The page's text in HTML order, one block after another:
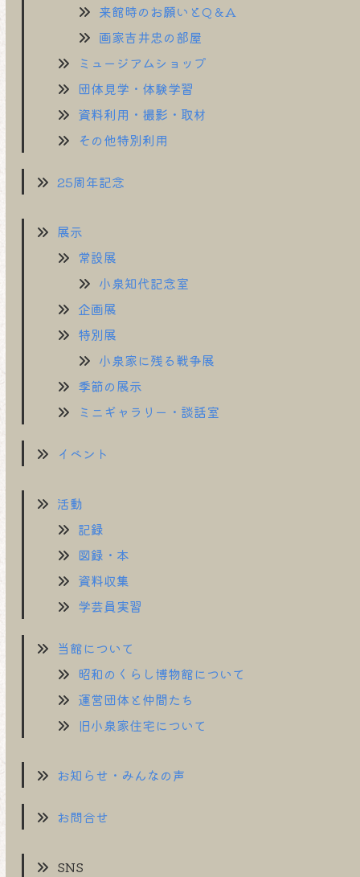
来館時のお願いとQ＆A
画家吉井忠の部屋
ミュージアムショップ
団体見学・体験学習
資料利用・撮影・取材
その他特別利用
25周年記念
展示
常設展
小泉知代記念室
企画展
特別展
小泉家に残る戦争展
季節の展示
ミニギャラリー・談話室
イベント
活動
記録
図録・本
資料収集
学芸員実習
当館について
昭和のくらし博物館について
運営団体と仲間たち
旧小泉家住宅について
お知らせ・みんなの声
お問合せ
SNS